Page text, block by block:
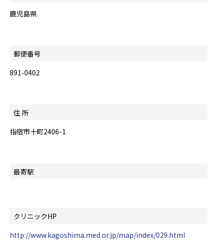
鹿児島県
郵便番号
891-0402
住 所
指宿市十町2406-1
最寄駅
クリニックHP
http://www.kagoshima.med.or.jp/map/index/029.html